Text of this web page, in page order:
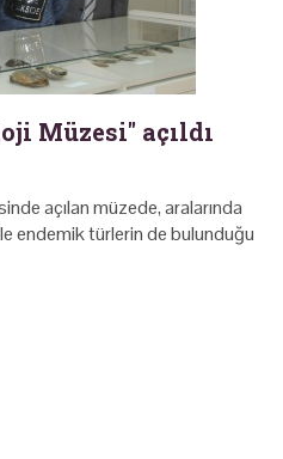
Müzesi" açıldı
açılan müzede, aralarında
endemik türlerin de bulunduğu